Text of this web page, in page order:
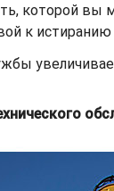
которой вы
к